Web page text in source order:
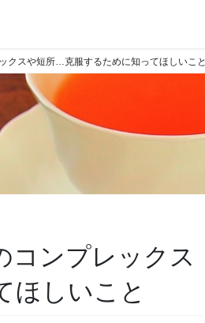
クスや短所…克服するために知ってほしいこと
コンプレックス
ほしいこと